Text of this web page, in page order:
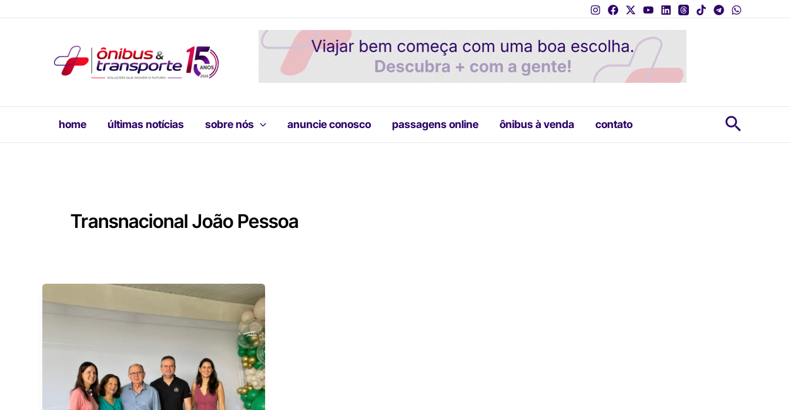
home últimas notícias sobre nós anuncie conosco passagens online ônibus à venda contato
Transnacional João Pessoa